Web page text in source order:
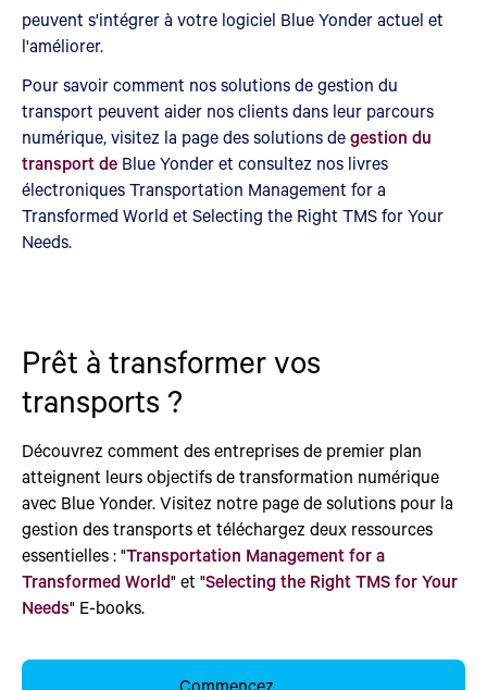
peuvent s'intégrer à votre logiciel Blue Yonder actuel et
l'améliorer.
Pour savoir comment nos solutions de gestion du
transport peuvent aider nos clients dans leur parcours
numérique, visitez la page des solutions degestion du
transport de Blue Yonder et consultez nos livres
électroniques Transportation Management for a
Transformed World et Selecting the Right TMS for Your
Needs.
Prêt à transformer vos
transports ?
Découvrez comment des entreprises de premier plan
atteignent leurs objectifs de transformation numérique
avec Blue Yonder. Visitez notre page de solutions pour la
gestion des transports et téléchargez deux ressources
essentielles : "Transportation Management for a
Transformed World" et "Selecting the Right TMS for Your
Needs" E-books.
Commencez